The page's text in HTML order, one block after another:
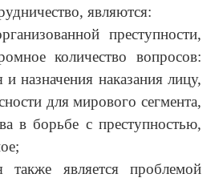
являются:
преступности,
количество вопросов:
назначения наказания лицу,
для мирового сегмента,
в борьбе с преступностью,
является проблемой